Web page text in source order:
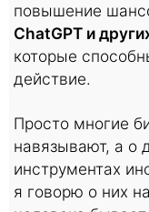
повышение
ChatGPT и
которые
действие.
Просто многие
навязывают, а о
инструментах
я говорю о них